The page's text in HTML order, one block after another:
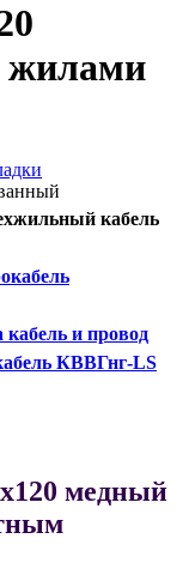
жилами
кабель
кабель и провод
КВВГнг-LS
медный